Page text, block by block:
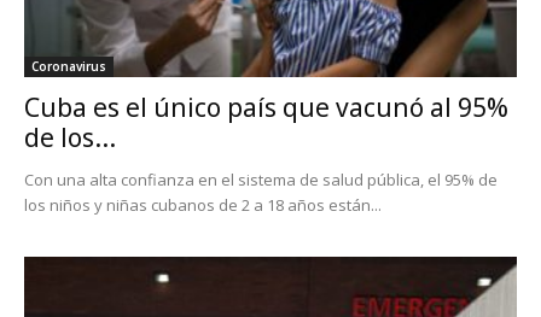
Coronavirus
Cuba es el único país que vacunó al 95%
de los...
Con una alta confianza en el sistema de salud pública, el 95% de
los niños y niñas cubanos de 2 a 18 años están...